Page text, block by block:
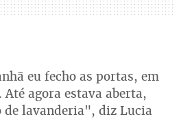
eu fecho as portas, em
agora estava aberta,
de lavanderia", diz Lucia